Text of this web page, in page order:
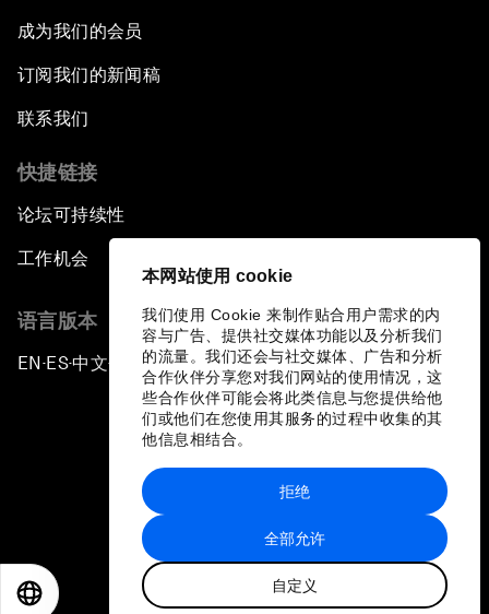
本网站使用 cookie
我们使用 Cookie 来制作贴合用户需求的内
容与广告、提供社交媒体功能以及分析我们
的流量。我们还会与社交媒体、广告和分析
合作伙伴分享您对我们网站的使用情况，这
些合作伙伴可能会将此类信息与您提供给他
们或他们在您使用其服务的过程中收集的其
他信息相结合。
全部允许
自定义
拒绝
成为我们的会员
订阅我们的新闻稿
联系我们
快捷链接
论坛可持续性
工作机会
语言版本
EN ▪ES▪中文▪ 日本語
站点地图
世界经济论坛